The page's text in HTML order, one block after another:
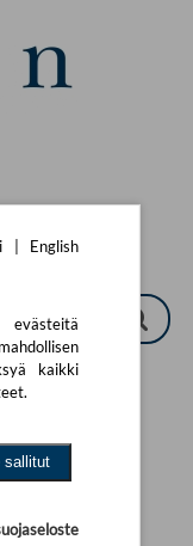
English
kaikki
sallitut